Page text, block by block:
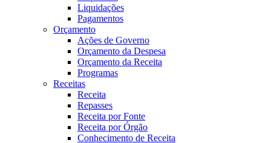
Liquidações
Pagamentos
Orçamento
Ações de Governo
Orçamento da Despesa
Orçamento da Receita
Programas
Receitas
Receita
Repasses
Receita por Fonte
Receita por Órgão
Conhecimento de Receita